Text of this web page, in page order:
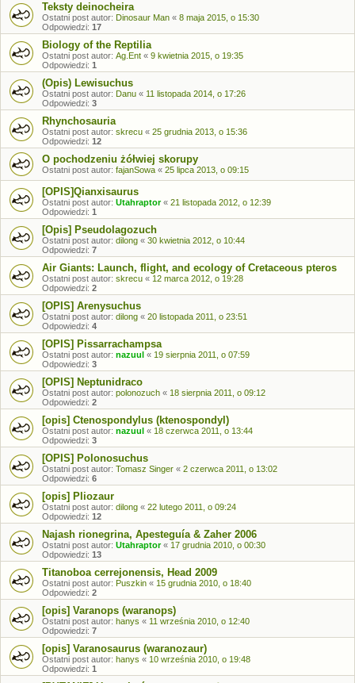
Teksty deinocheira
Ostatni post autor: Dinosaur Man « 8 maja 2015, o 15:30
Odpowiedzi: 17
Biology of the Reptilia
Ostatni post autor: Ag.Ent « 9 kwietnia 2015, o 19:35
Odpowiedzi: 1
(Opis) Lewisuchus
Ostatni post autor: Danu « 11 listopada 2014, o 17:26
Odpowiedzi: 3
Rhynchosauria
Ostatni post autor: skrecu « 25 grudnia 2013, o 15:36
Odpowiedzi: 12
O pochodzeniu żółwiej skorupy
Ostatni post autor: fajanSowa « 25 lipca 2013, o 09:15
[OPIS]Qianxisaurus
Ostatni post autor: Utahraptor« 21 listopada 2012, o 12:39
Odpowiedzi: 1
[Opis] Pseudolagozuch
Ostatni post autor: dilong « 30 kwietnia 2012, o 10:44
Odpowiedzi: 7
Air Giants: Launch, flight, and ecology of Cretaceous pteros
Ostatni post autor: skrecu « 12 marca 2012, o 19:28
Odpowiedzi: 2
[OPIS] Arenysuchus
Ostatni post autor: dilong « 20 listopada 2011, o 23:51
Odpowiedzi: 4
[OPIS] Pissarrachampsa
Ostatni post autor: nazuul « 19 sierpnia 2011, o 07:59
Odpowiedzi: 3
[OPIS] Neptunidraco
Ostatni post autor: polonozuch « 18 sierpnia 2011, o 09:12
Odpowiedzi: 2
[opis] Ctenospondylus (ktenospondyl)
Ostatni post autor: nazuul « 18 czerwca 2011, o 13:44
Odpowiedzi: 3
[OPIS] Polonosuchus
Ostatni post autor: Tomasz Singer « 2 czerwca 2011, o 13:02
Odpowiedzi: 6
[opis] Pliozaur
Ostatni post autor: dilong « 22 lutego 2011, o 09:24
Odpowiedzi: 12
Najash rionegrina, Apesteguía & Zaher 2006
Ostatni post autor: Utahraptor« 17 grudnia 2010, o 00:30
Odpowiedzi: 13
Titanoboa cerrejonensis, Head 2009
Ostatni post autor: Puszkin « 15 grudnia 2010, o 18:40
Odpowiedzi: 2
[opis] Varanops (waranops)
Ostatni post autor: hanys « 11 września 2010, o 12:40
Odpowiedzi: 7
[opis] Varanosaurus (waranozaur)
Ostatni post autor: hanys « 10 września 2010, o 19:48
Odpowiedzi: 1